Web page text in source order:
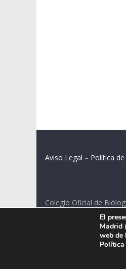
Aviso Legal – Política
Colegio Oficial de
C/ Santa Engracia 108,
El
Madrid
web de
Política